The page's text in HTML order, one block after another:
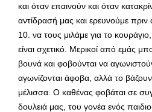
και όταν επαινούν και όταν
αντίδρασή μας και ερευνούμε πριν
10. να τους μιλάμε για το
είναι σχετικό. Μερικοί από εμάς
βουνά και φοβούνται να
αγωνίζονται άφοβα, αλλά το
μέλισσα. Ο καθένας φοβάται σε
δουλειά μας, του γονέα ενός